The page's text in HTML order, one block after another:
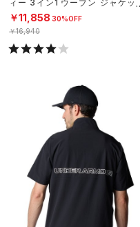
ィー 3イン1 ウーブン ジャケット
（ライフスタイル/WOMEN）
￥11,858 30%OFF
￥16,940